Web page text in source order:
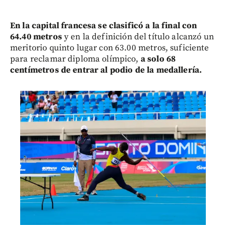
En la capital francesa se clasificó a la final con
64.40 metrosy en la definición del título alcanzó un
meritorio quinto lugar con 63.00 metros, suficiente
para reclamar diploma olímpico, a solo 68
centímetros de entrar al podio de la medallería.